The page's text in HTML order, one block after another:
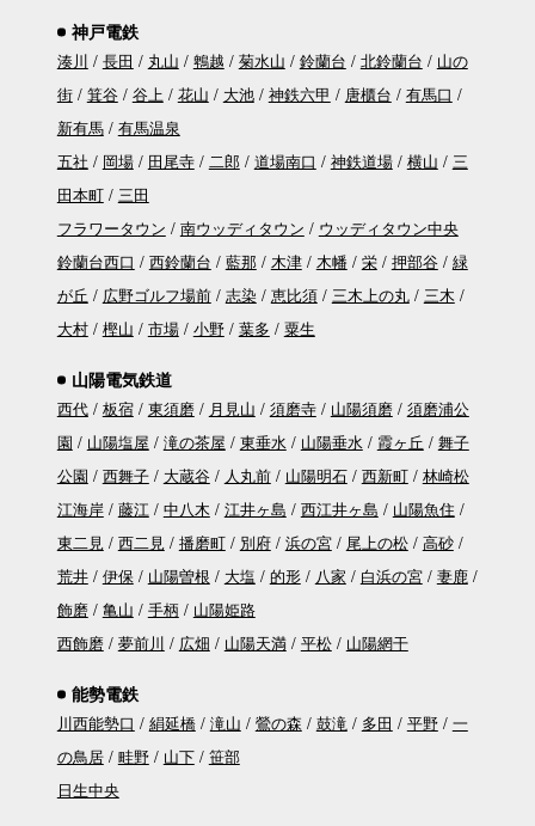
神戸電鉄
湊川 長田 丸山 鵯越 菊水山 鈴蘭台 北鈴蘭台
山の
街
箕谷 谷上 花山 大池 神鉄六甲 唐櫃台
有馬口
新有馬
有馬温泉
五社
岡場 田尾寺 二郎 道場南口 神鉄道場 横山
三
田本町
三田
フラワータウン
南ウッディタウン
ウッディタウン中央
鈴蘭台西口
西鈴蘭台 藍那 木津 木幡 栄 押部谷
緑
が丘
広野ゴルフ場前 志染 恵比須 三木上の丸
三木
大村
樫山 市場 小野 葉多 粟生
山陽電気鉄道
西代 板宿 東須磨 月見山 須磨寺 山陽須磨
須磨浦公
園
山陽塩屋 滝の茶屋 東垂水 山陽垂水 霞ヶ丘
舞子
公園
西舞子 大蔵谷 人丸前 山陽明石 西新町
林崎松
江海岸
藤江 中八木 江井ヶ島 西江井ヶ島
山陽魚住
東二見
西二見 播磨町 別府 浜の宮 尾上の松
高砂
荒井
伊保 山陽曽根 大塩 的形 八家 白浜の宮
妻鹿
飾磨
亀山 手柄
山陽姫路
西飾磨
夢前川 広畑 山陽天満 平松 山陽網干
能勢電鉄
川西能勢口 絹延橋 滝山 鶯の森 鼓滝 多田 平野
一
の鳥居
畦野 山下
笹部
日生中央